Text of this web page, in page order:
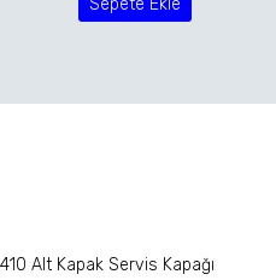
Sepete Ekle
Alt Kapak Servis Kapağı